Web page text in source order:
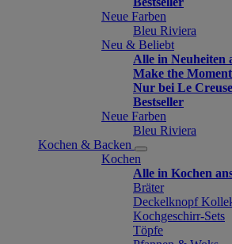
Neue Farben
Bleu Riviera
Neu & Beliebt
Alle in Neuheiten
Make the
Nur bei Le
Bestseller
Neue Farben
Bleu Riviera
Kochen & Backen
Kochen
Alle in Kochen
Bräter
Deckelknopf
Kochgeschirr-Sets
Töpfe